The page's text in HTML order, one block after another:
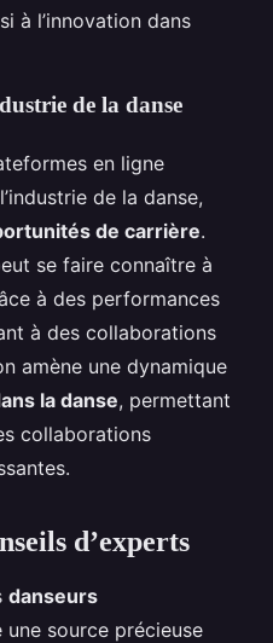
à l’innovation dans
de la danse
en ligne
de la danse,
de carrière.
se faire connaître à
à des performances
à des collaborations
amène une dynamique
la danse, permettant
collaborations
d’experts
danseurs
une source précieuse